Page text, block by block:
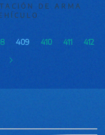
DE ARMA
409 410 411
412